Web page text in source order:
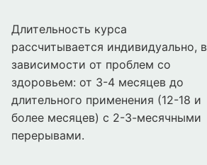
Длительность курса
рассчитывается индивидуально, в
зависимости от проблем со
здоровьем: от 3-4 месяцев до
длительного применения (12-18 и
более месяцев) с 2-3-месячными
перерывами.